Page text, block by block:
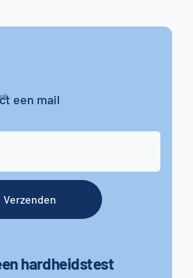
een mail
hardheidstest
Verzenden